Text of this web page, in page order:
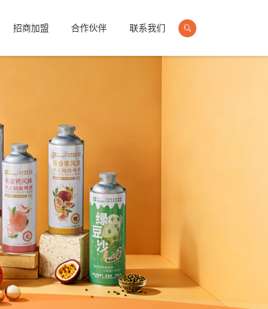
招商加盟 合作伙伴 联系我们